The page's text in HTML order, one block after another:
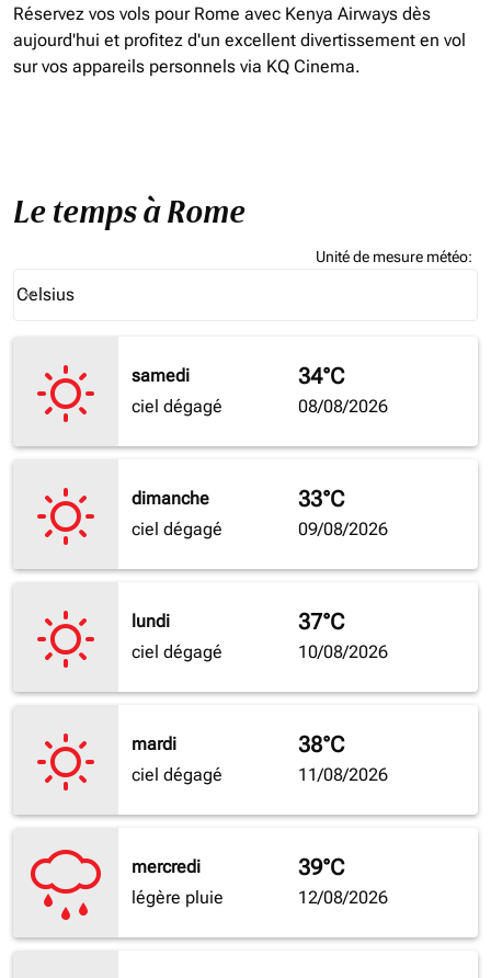
Réservez vos vols pour Rome avec Kenya Airways dès
aujourd'hui et profitez d'un excellent divertissement en vol
sur vos appareils personnels via KQ Cinema.
Le temps à Rome
Unité de mesure météo:
Celsius
keyboard_arrow_down
samedi
ciel dégagé
34°C
08/08/2026
dimanche
ciel dégagé
33°C
09/08/2026
lundi
ciel dégagé
37°C
10/08/2026
mardi
ciel dégagé
38°C
11/08/2026
mercredi
légère pluie
39°C
12/08/2026